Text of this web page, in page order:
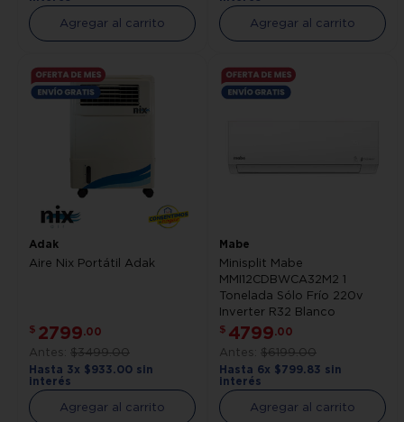
Agregar al carrito Agregar al carrito
Adak
Aire Nix Portátil Adak
$ 2799 00
$3499.00
Hasta 3x $933 00 sin
interés
Agregar al carrito
Mabe
Minisplit Mabe
MMI12CDBWCA32M2 1
Tonelada Sólo Frío 220v
Inverter R32 Blanco
$ 4799 00
$6199.00
Hasta 6x $799 83 sin
interés
Agregar al carrito